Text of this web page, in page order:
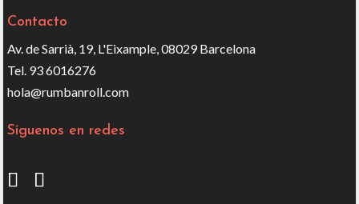
Contacto
Av. de Sarrià, 19, L'Eixample, 08029 Barcelona
Tel. 93 6016276
hola@rumbanroll.com
Síguenos en redes